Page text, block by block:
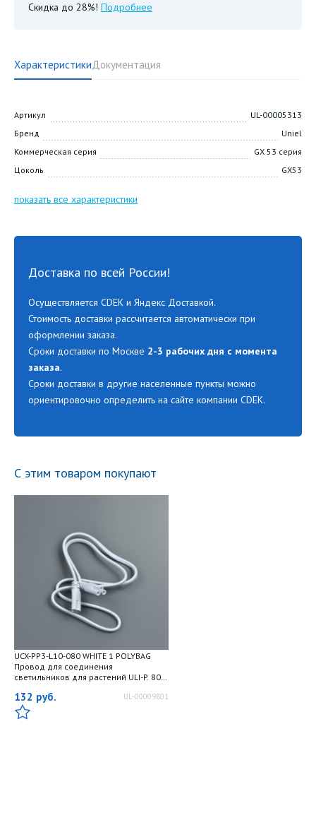
Скидка до 28%! Подробнее
ХарактеристикиДокументация
Артикул
UL-00005313
Бренд
Uniel
Коммерческая серия
GX 53 серия
Цоколь
GX53
показать все характеристики
Доставка по всей России!
Осуществляется CDEK и Яндекс Доставкой.
Стоимость доставки рассчитается автоматически при
оформлении заказа.
Сроки доставки по Москве 2-3 рабочих дня с момента
заказа.
Сроки доставки в другие населенные пункты можно
ориентировочно определить на сайте компании CDEK.
С этим товаром покупают
UCX-PP3-L10-080 WHITE 1 POLYBAG
Провод для соединения
светильников для растений ULI-P. 80
132 руб. UL-00009801